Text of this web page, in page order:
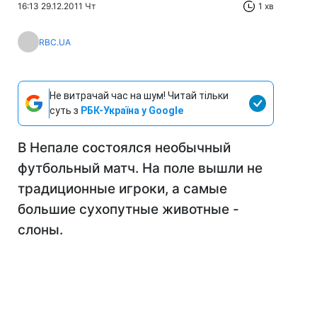
16:13 29.12.2011 Чт 1 хв
RBC.UA
Не витрачай час на шум! Читай тільки
суть з РБК-Україна у Google
В Непале состоялся необычный
футбольный матч. На поле вышли не
традиционные игроки, а самые
большие сухопутные животные -
слоны.